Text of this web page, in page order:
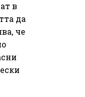
в
да
че